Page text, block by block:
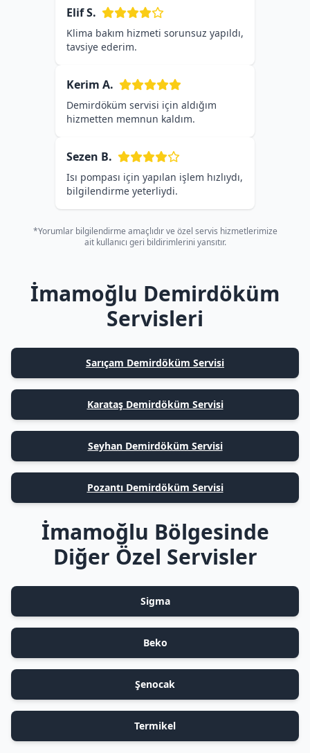
Elif S.
Klima bakım hizmeti sorunsuz yapıldı,
tavsiye ederim.
Kerim A.
Demirdöküm servisi için aldığım
hizmetten memnun kaldım.
Sezen B.
Isı pompası için yapılan işlem hızlıydı,
bilgilendirme yeterliydi.
*Yorumlar bilgilendirme amaçlıdır ve özel servis hizmetlerimize
ait kullanıcı geri bildirimlerini yansıtır.
İmamoğlu Demirdöküm
Servisleri
Sarıçam Demirdöküm Servisi
Karataş Demirdöküm Servisi
Seyhan Demirdöküm Servisi
Pozantı Demirdöküm Servisi
İmamoğlu Bölgesinde
Diğer Özel Servisler
Sigma
Beko
Şenocak
Termikel